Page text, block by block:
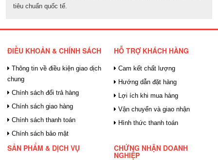
tiêu chuẩn quốc tế.
ĐIỀU KHOẢN & CHÍNH SÁCH
Thông tin về điều kiện giao dịch
chung
Chính sách đổi trả hàng
Chính sách giao hàng
Chính sách thanh toán
Chính sách bảo mật
HỖ TRỢ KHÁCH HÀNG
Cam kết chất lượng
Hướng dẫn đặt hàng
Lợi ích khi mua hàng
Vận chuyển và giao nhận
Hình thức thanh toán
SẢN PHẨM & DỊCH VỤ CHỨNG NHẬN DOANH
NGHIỆP